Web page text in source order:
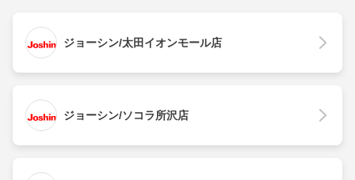
ジョーシン/太田イオンモール店
ジョーシン/ソコラ所沢店